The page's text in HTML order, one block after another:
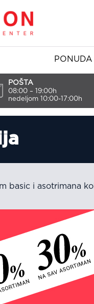
PONUDA
POŠTA
08:00 – 19:00h
nedeljom 10:00-17:00h
i asotrimana